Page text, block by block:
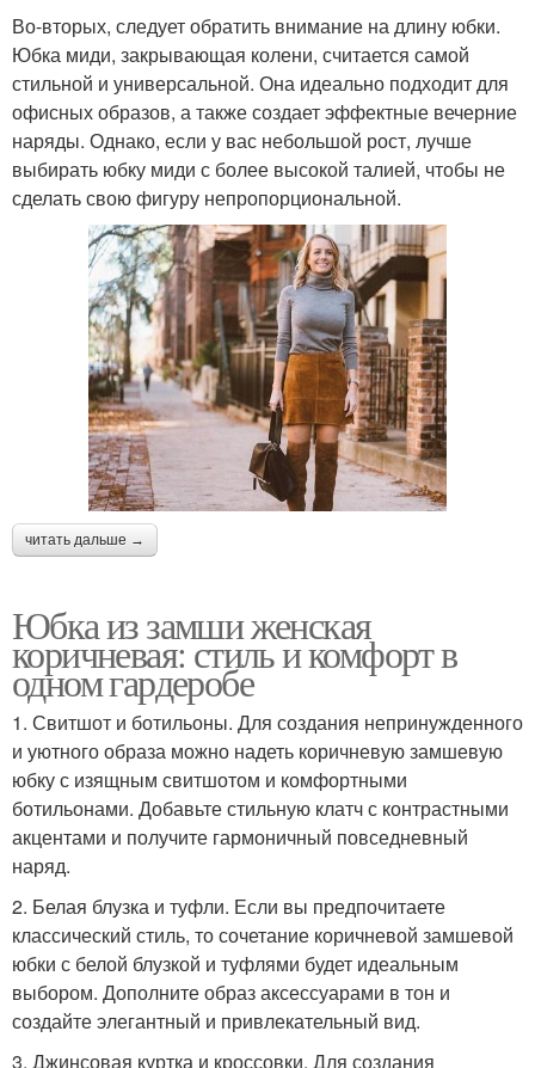
Во-вторых, следует обратить внимание на длину юбки.
Юбка миди, закрывающая колени, считается самой
стильной и универсальной. Она идеально подходит для
офисных образов, а также создает эффектные вечерние
наряды. Однако, если у вас небольшой рост, лучше
выбирать юбку миди с более высокой талией, чтобы не
сделать свою фигуру непропорциональной.
читать дальше →
Юбка из замши женская
коричневая: стиль и комфорт в
одном гардеробе
1. Свитшот и ботильоны. Для создания непринужденного
и уютного образа можно надеть коричневую замшевую
юбку с изящным свитшотом и комфортными
ботильонами. Добавьте стильную клатч с контрастными
акцентами и получите гармоничный повседневный
наряд.
2. Белая блузка и туфли. Если вы предпочитаете
классический стиль, то сочетание коричневой замшевой
юбки с белой блузкой и туфлями будет идеальным
выбором. Дополните образ аксессуарами в тон и
создайте элегантный и привлекательный вид.
3. Джинсовая куртка и кроссовки. Для создания